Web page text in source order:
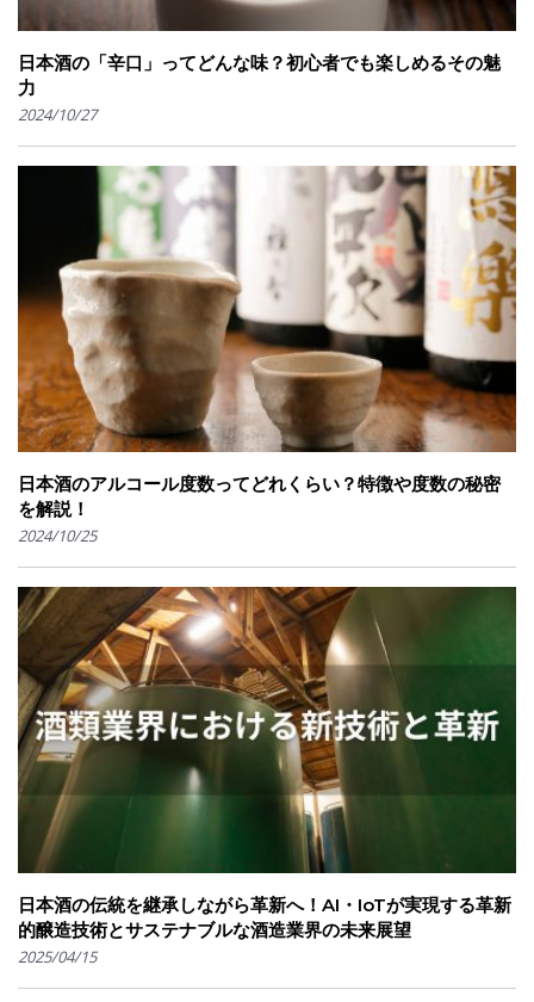
日本酒の「辛口」ってどんな味？初心者でも楽しめるその魅
力
2024/10/27
日本酒のアルコール度数ってどれくらい？特徴や度数の秘密
を解説！
2024/10/25
日本酒の伝統を継承しながら革新へ！AI・IoTが実現する革新
的醸造技術とサステナブルな酒造業界の未来展望
2025/04/15